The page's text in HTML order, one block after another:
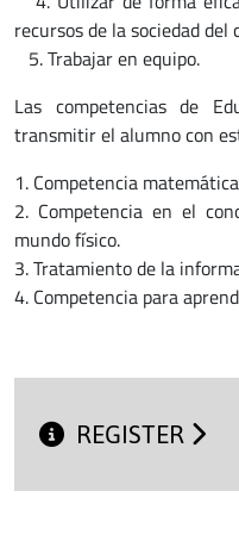
recursos de la sociedad del
5. Trabajar en equipo.
Las competencias de
transmitir el alumno con
1. Competencia
2. Competencia en el
mundo físico.
3. Tratamiento de la
4. Competencia para
REGISTER